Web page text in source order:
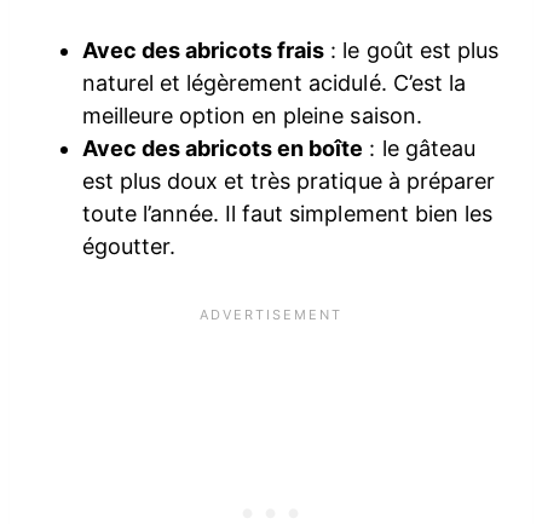
Avec des abricots frais : le goût est plus
naturel et légèrement acidulé. C’est la
meilleure option en pleine saison.
Avec des abricots en boîte : le gâteau
est plus doux et très pratique à préparer
toute l’année. Il faut simplement bien les
égoutter.